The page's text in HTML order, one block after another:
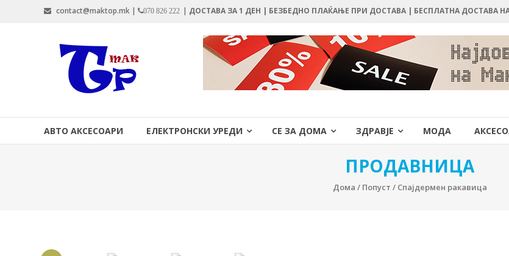
contact@maktop.mk | 070 826 222 | ДОСТАВА ЗА 1 ДЕН | БЕЗБЕДНО ПЛАЌАЊЕ ПРИ ДОСТАВА | БЕСПЛАТНА ДОСТАВА
MAKTOP.MK
АВТО АКСЕСОАРИ ЕЛЕКТРОНСКИ УРЕДИ СЕ ЗА ДОМА ЗДРАВЈЕ МОДА
ПРОДАВНИЦА
Дома / Попуст / Спајдермен ракавица